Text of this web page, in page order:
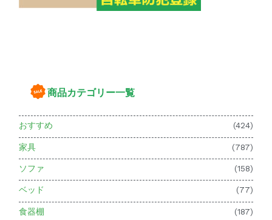
商品カテゴリー一覧
おすすめ (424)
家具 (787)
ソファ (158)
ベッド (77)
食器棚 (187)